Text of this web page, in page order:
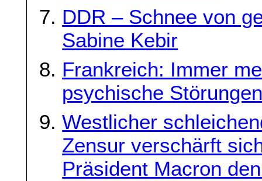
DDR – Schnee von
Sabine Kebir
Frankreich: Immer
psychische
Westlicher
Zensur verschärft
Präsident Macron